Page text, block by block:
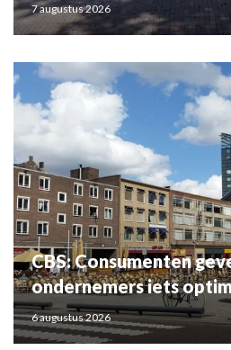
7 augustus 2026
CBS: Consumenten
ondernemers iets
6 augustus 2026